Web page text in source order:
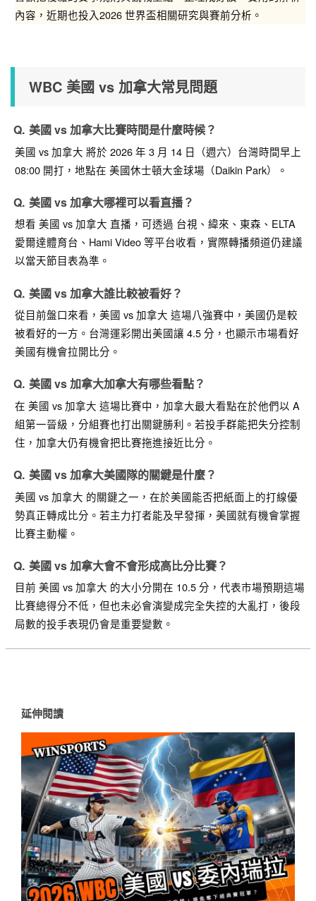
內容，近期也投入2026 世界盃相關研究與賽前分析。
WBC 美國 vs 加拿大常見問題
美國 vs 加拿大比賽時間是什麼時候？
美國 vs 加拿大 將於2026 年 3 月 14 日（週六）台灣時間早上
08:00 開打，地點在美國休士頓大金球場（Daikin Park） 。
美國 vs 加拿大哪裡可以看直播？
想看美國 vs 加拿大 直播，可透過 台視、緯來、東森、ELTA
愛爾達體育台、Hami Video等平台收看，實際轉播頻道仍建議
以當天節目表為準。
美國 vs 加拿大誰比較被看好？
從目前盤口來看，美國 vs 加拿大 這場八強賽中，美國仍是較
被看好的一方。台灣運彩開出美國讓 4.5 分，也顯示市場看好
美國有機會拉開比分。
美國 vs 加拿大加拿大有哪些看點？
在美國 vs 加拿大 這場比賽中，加拿大最大看點在於他們以 A
組第一晉級，分組賽也打出關鍵勝利。若投手群能把失分控制
住，加拿大仍有機會把比賽拖進接近比分。
美國 vs 加拿大美國隊的關鍵是什麼？
美國 vs 加拿大 的關鍵之一，在於美國能否把紙面上的打線優
勢真正轉成比分。若主力打者能及早發揮，美國就有機會掌握
比賽主動權。
美國 vs 加拿大會不會形成高比分比賽？
目前美國 vs 加拿大 的大小分開在 10.5 分 ，代表市場預期這場
比賽總得分不低，但也未必會演變成完全失控的大亂打，後段
局數的投手表現仍會是重要變數。
延伸閱讀